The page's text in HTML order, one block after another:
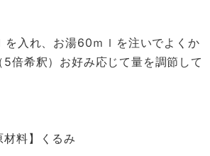
を入れ、お湯60ｍｌを注いでよくか
5倍希釈）お好み応じて量を調節して
材料】くるみ